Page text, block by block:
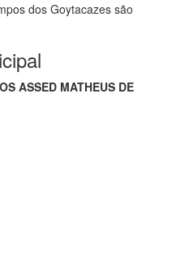
dos Goytacazes são
ASSED MATHEUS DE